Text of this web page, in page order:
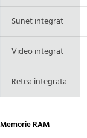
Sunet integrat
Video integrat
Retea integrata
Memorie RAM